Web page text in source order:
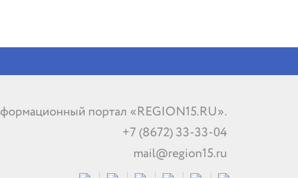
портал «REGION15.RU».
+7 (8672) 33-33-04
mail@region15.ru